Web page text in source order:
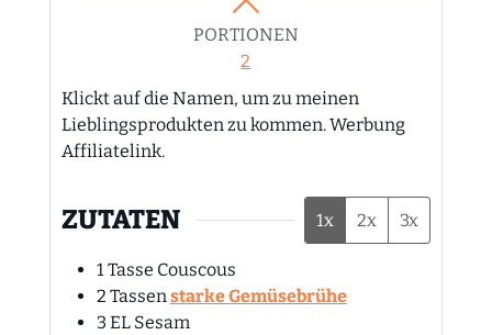
PORTIONEN
2
Klickt auf die Namen, um zu meinen
Lieblingsprodukten zu kommen. Werbung
Affiliatelink.
ZUTATEN 1x 2x 3x
1Tasse Couscous
2 Tassenstarke Gemüsebrühe
3 EL Sesam